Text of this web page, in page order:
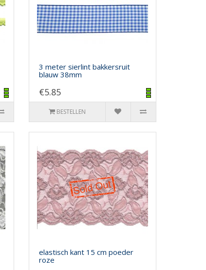
3 meter sierlint bakkersruit
blauw 38mm
€5.85
BESTELLEN
elastisch kant 15 cm poeder
roze